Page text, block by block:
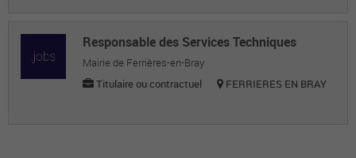
Responsable des Services Techniques
Mairie de Ferrières-en-Bray
Titulaire ou contractuel
FERRIERES EN BRAY